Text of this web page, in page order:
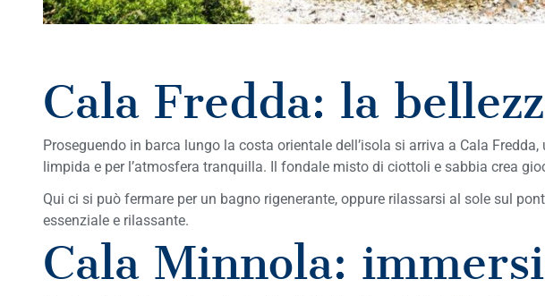
Cala Fredda: la
Proseguendo in barca lungo la costa orientale dell’isola si arriva a Cala
limpida e per l’atmosfera tranquilla. Il fondale misto di ciottoli e sabbia crea
Qui ci si può fermare per un bagno rigenerante, oppure rilassarsi al sole sul
essenziale e rilassante.
Cala Minnola: